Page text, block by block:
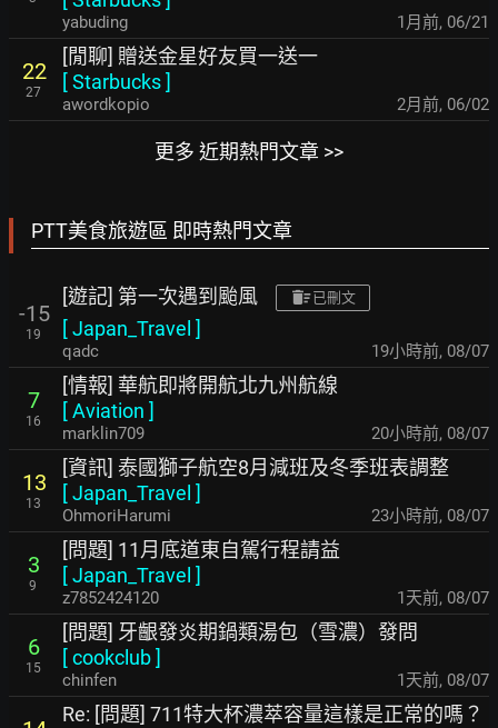
yabuding 1月前, 06/21
22
27
[閒聊] 贈送金星好友買一送一
[Starbucks]
awordkopio 2月前, 06/02
更多 近期熱門文章 >>
PTT美食旅遊區 即時熱門文章
-15
19
[遊記] 第一次遇到颱風 已刪文
[Japan_Travel ]
qadc 19小時前, 08/07
7
16
[情報] 華航即將開航北九州航線
[Aviation ]
marklin709 20小時前, 08/07
13
13
[資訊] 泰國獅子航空8月減班及冬季班表調整
[Japan_Travel ]
OhmoriHarumi 23小時前, 08/07
3
9
[問題] 11月底道東自駕行程請益
[Japan_Travel ]
z7852424120 1天前, 08/07
6
15
[問題] 牙齦發炎期鍋類湯包（雪濃）發問
[cookclub]
chinfen 1天前, 08/07
Re: [問題] 711特大杯濃萃容量這樣是正常的嗎？